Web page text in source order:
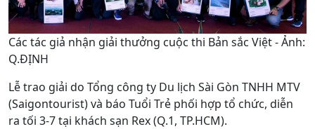
Các tác giả nhận giải thưởng cuộc thi Bản sắc Việt - Ảnh:
Q.ĐỊNH
Lễ trao giải do Tổng công ty Du lịch Sài Gòn TNHH MTV
(Saigontourist) và báo Tuổi Trẻ phối hợp tổ chức, diễn
ra tối 3-7 tại khách sạn Rex (Q.1, TP.HCM).